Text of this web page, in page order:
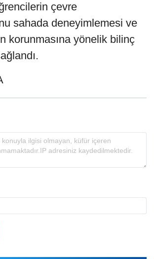
çevre
sahada deneyimlemesi ve
korunmasına yönelik bilinç